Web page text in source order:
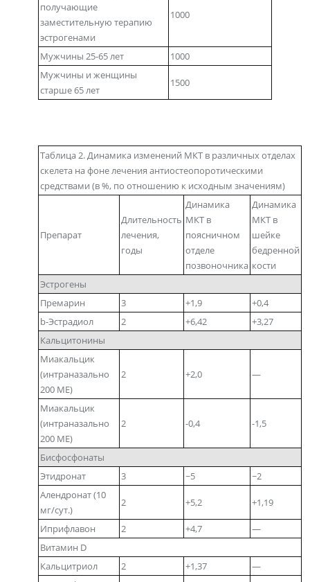
получающие
заместительную терапию
эстрогенами
1000
Мужчины 25-65 лет
1000
Мужчины и женщины
старше 65 лет
1500
Таблица 2. Динамика изменений МКТ в различных отделах
скелета на фоне лечения антиостеопоротическими
средствами (в %, по отношению к исходным значениям)
Препарат
Длительность
лечения,
годы
Динамика
МКТ в
поясничном
отделе
позвоночника
Динамика
МКТ в
шейке
бедренной
кости
Эстрогены
Премарин
3 +1,9
+0,4
b-Эстрадиол
2 +6,42
+3,27
Кальцитонины
Миакальцик
(интраназально
200 МЕ)
2 +2,0 —
Миакальцик
(интраназально
200 МЕ)
2 -0,4 -1,5
Бисфосфонаты
Этидронат
3 ~5
~2
Алендронат (10
мг/сут.)
2 +5,2 +1,19
Иприфлавон 2 +4,7
—
Витамин D
Кальцитриол
2 +1,37
—